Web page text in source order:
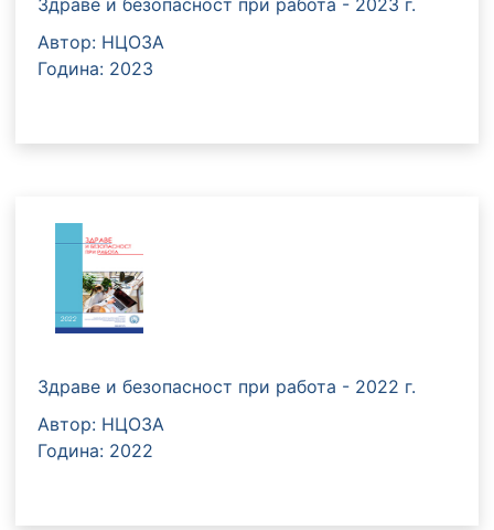
Автор: НЦОЗА
Година: 2023
Здраве и безопасност при работа - 2022 г.
Автор: НЦОЗА
Година: 2022